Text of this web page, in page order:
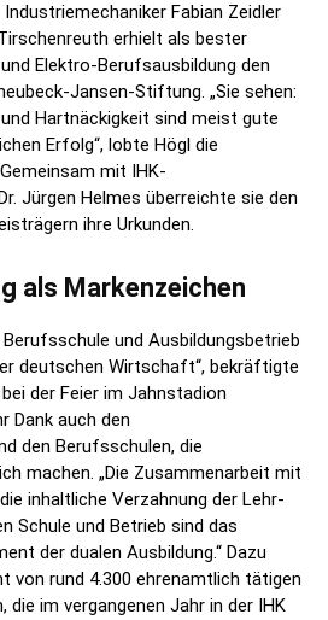
Fabian Zeidler
erhielt als bester
Elektro-Berufsausbildung den
Jansen-Stiftung. „Sie sehen:
Hartnäckigkeit sind meist gute
Erfolg“, lobte Högl die
mit IHK-
Jürgen Helmes überreichte sie den
ihre Urkunden.
als Markenzeichen
Berufsschule und Ausbildungsbetrieb
deutschen Wirtschaft“, bekräftigte
der Feier im Jahnstadion
Dank auch den
den Berufsschulen, die
machen. „Die Zusammenarbeit mit
inhaltliche Verzahnung der Lehr-
Schule und Betrieb sind das
der dualen Ausbildung.“ Dazu
von rund 4.300 ehrenamtlich tätigen
die im vergangenen Jahr in der IHK